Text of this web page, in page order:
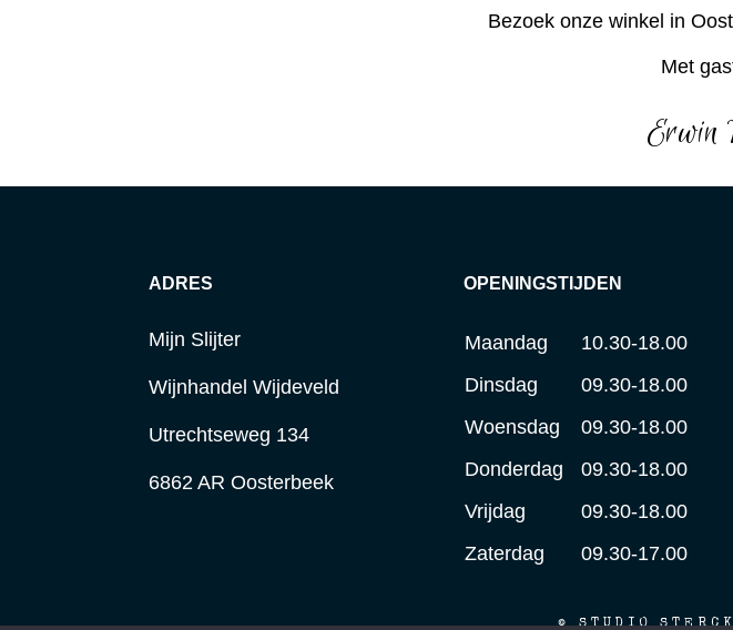
Bezoek onze winkel in
Met
Erwin
ADRES
Mijn Slijter
Wijnhandel Wijdeveld
Utrechtseweg 134
6862 AR Oosterbeek
OPENINGSTIJDEN
Maandag
10.30-18.00
Dinsdag
09.30-18.00
Woensdag
09.30-18.00
Donderdag
09.30-18.00
Vrijdag
09.30-18.00
Zaterdag
09.30-17.00
© STUDIO